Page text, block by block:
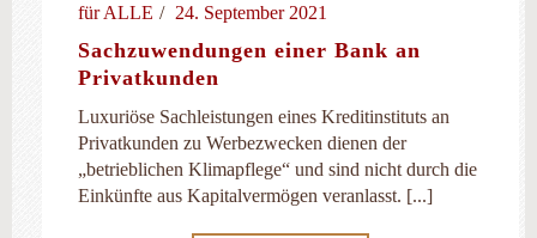
für ALLE
24. September 2021
Sachzuwendungen einer Bank an
Privatkunden
Luxuriöse Sachleistungen eines Kreditinstituts an
Privatkunden zu Werbezwecken dienen der
„betrieblichen Klimapflege“ und sind nicht durch die
Einkünfte aus Kapitalvermögen veranlasst. [...]